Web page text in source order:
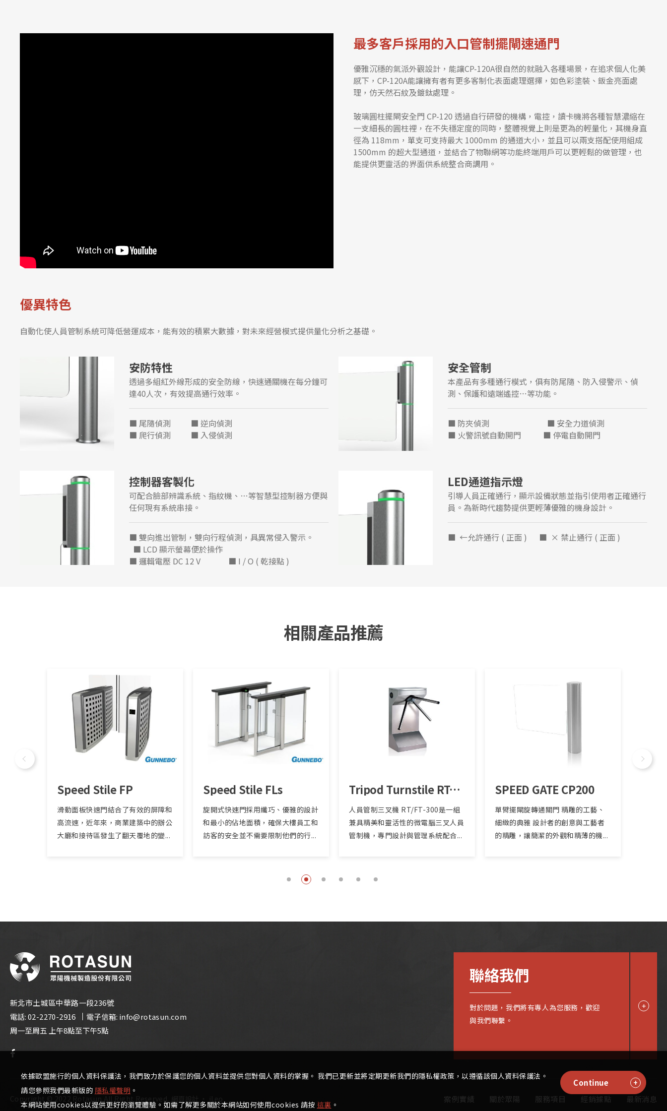
最多客戶採用的入口管制擺閘速通門
優雅沉穩的氣派外觀設計，能讓CP-120A很自然的就融入各種場景，在追求個人化美
感下，CP-120A能讓擁有者有更多客制化表面處理選擇，如色彩塗裝、鈑金亮面處
理，仿天然石紋及鍍鈦處理。
玻璃圓柱擺閘安全門 CP-120 透過自行研發的機構，電控，讀卡機將各種智慧濃縮在
一支細長的圓柱裡，在不失穩定度的同時，整體視覺上則是更為的輕量化，其機身直
徑為 118mm，單支可支持最大 1000mm 的通道大小，並且可以兩支搭配使用組成
1500mm 的超大型通道，並結合了物聯網等功能終端用戶可以更輕鬆的做管理，也
能提供更靈活的界面供系統整合商調用。
優異特色
自動化使人員管制系統可降低營運成本，能有效的積累大數據，對未來經營模式提供量化分析之基礎。
安防特性
透過多組紅外線形成的安全防線， 快速通關機在每分鐘可
達40人次，有效提高通行效率。
■ 尾隨偵測 ■ 逆向偵測
■ 爬行偵測 ■ 入侵偵測
安全管制
本產品有多種通行模式，俱有防尾隨、防入侵警示、偵
測、保護和遠端遙控…等功能。
■ 防夾偵測 ■ 安全力道偵測
■ 火警訊號自動開門 ■ 停電自動開門
控制器客製化
可配合臉部辨識系統、指紋機、…等智慧型控制器方便與
任何現有系統串接。
■ 雙向進出管制，雙向行程偵測，具異常侵入警示。
■ LCD 顯示螢幕便於操作
■ 邏輯電壓 DC 12 V ■ I / O ( 乾接點 )
LED通道指示燈
引導人員正確通行，顯示設備狀態並指引使用者正確通行
員。為新時代趨勢提供更輕薄優雅的機身設計。
■ ←允許通行 ( 正面 ) ■ × 禁止通行 ( 正面 )
相關產品推薦
Speed Stile FP
滑動面板快速門結合了有效的屏障和
高流速，近年來，商業建築中的辦公
大廳和接待區發生了翻天覆地的變...
Speed Stile FLs
旋開式快速門採用纖巧、優雅的設計
和最小的佔地面積，確保大樓員工和
訪客的安全並不需要限制他們的行...
Tripod Turnstile RT/FT300
人員管制三叉機 RT/FT-300是一組
兼具精美和靈活性的微電腦三叉人員
管制機，專門設計與管理系統配合...
SPEED GATE CP200
單臂擺閘旋轉通關門 精雕的工藝、
細緻的典雅 設計者的創意與工藝者
的精雕，讓簡潔的外觀和精薄的機...
新北市土城區中華路一段236號
電話:02-2270-2916 電子信箱: info@rotasun.com
周一至周五 上午8點至下午5點
聯絡我們
對於問題，我們將有專人為您服務，歡迎
與我們聯繫。
Copyright © 2022 Rotasun All Right Reserved. 案例實績 關於眾陽 服務項目 經銷據點 最新消息
依據歐盟施行的個人資料保護法，我們致力於保護您的個人資料並提供您對個人資料的掌握。 我們已更新並將定期更新我們的隱私權政策，以遵循該個人資料保護法。
請您參照我們最新版的 隱私權聲明 。
本網站使用cookies以提供更好的瀏覽體驗。如需了解更多關於本網站如何使用cookies 請按 這裏 。
Continue